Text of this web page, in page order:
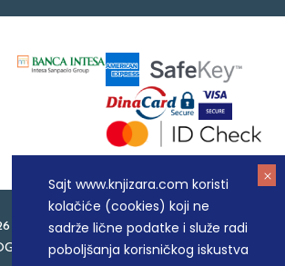
Sajt www.knjizara.com koristi
kolačiće (cookies) koji ne
sadrže lične podatke i služe radi
poboljšanja korisničkog iskustva
Knjizara.com - MAKART DOO BEOGRAD
PIB: 105184104, MB: 20337524